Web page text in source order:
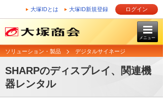
大塚IDとは 大塚ID新規登録 ログイン
メニュー
ソリューション・製品 デジタルサイネージ
SHARPのディスプレイ、関連機
器レンタル